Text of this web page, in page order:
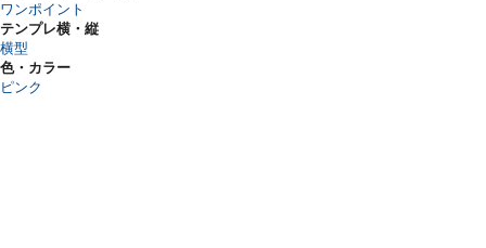
ワンポイント
テンプレ横・縦
横型
色・カラー
ピンク